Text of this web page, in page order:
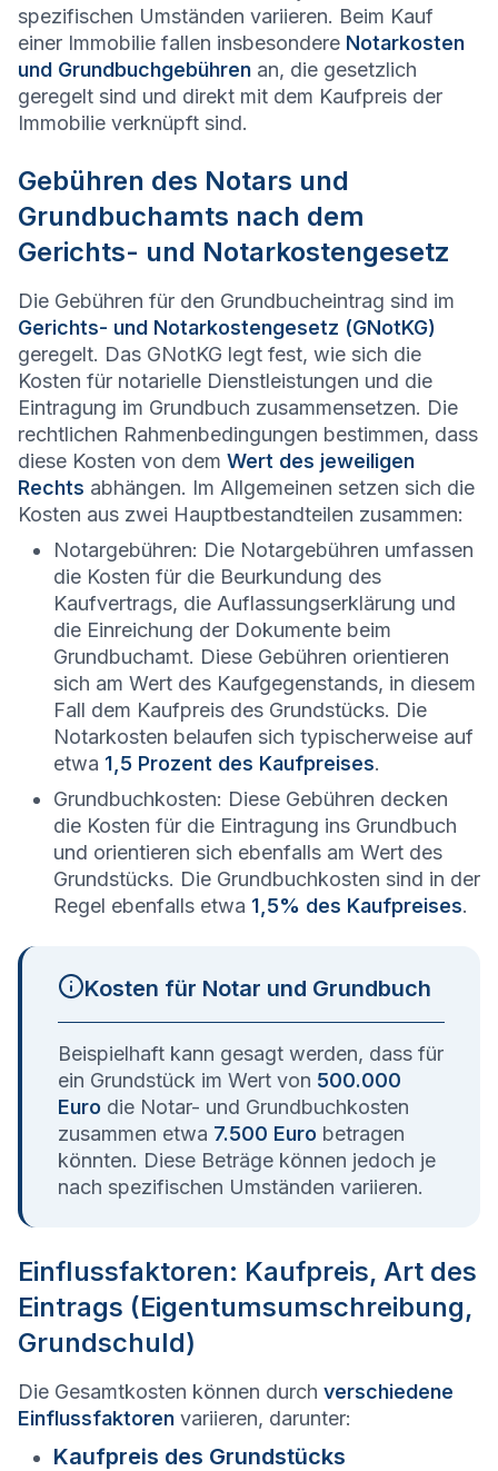
spezifischen Umständen variieren. Beim Kauf
einer Immobilie fallen insbesondere Notarkosten
und Grundbuchgebühren an, die gesetzlich
geregelt sind und direkt mit dem Kaufpreis der
Immobilie verknüpft sind.
Gebühren des Notars und
Grundbuchamts nach dem
Gerichts- und Notarkostengesetz
Die Gebühren für den Grundbucheintrag sind im
Gerichts- und Notarkostengesetz (GNotKG)
geregelt. Das GNotKG legt fest, wie sich die
Kosten für notarielle Dienstleistungen und die
Eintragung im Grundbuch zusammensetzen. Die
rechtlichen Rahmenbedingungen bestimmen, dass
diese Kosten von dem Wert des jeweiligen
Rechts abhängen. Im Allgemeinen setzen sich die
Kosten aus zwei Hauptbestandteilen zusammen:
Notargebühren: Die Notargebühren umfassen
die Kosten für die Beurkundung des
Kaufvertrags, die Auflassungserklärung und
die Einreichung der Dokumente beim
Grundbuchamt. Diese Gebühren orientieren
sich am Wert des Kaufgegenstands, in diesem
Fall dem Kaufpreis des Grundstücks. Die
Notarkosten belaufen sich typischerweise auf
etwa 1,5 Prozent des Kaufpreises.
Grundbuchkosten: Diese Gebühren decken
die Kosten für die Eintragung ins Grundbuch
und orientieren sich ebenfalls am Wert des
Grundstücks. Die Grundbuchkosten sind in der
Regel ebenfalls etwa 1,5% des Kaufpreises.
Kosten für Notar und Grundbuch
Beispielhaft kann gesagt werden, dass für
ein Grundstück im Wert von 500.000
Euro die Notar- und Grundbuchkosten
zusammen etwa 7.500 Euro betragen
könnten. Diese Beträge können jedoch je
nach spezifischen Umständen variieren.
Einflussfaktoren: Kaufpreis, Art des
Eintrags (Eigentumsumschreibung,
Grundschuld)
Die Gesamtkosten können durch verschiedene
Einflussfaktoren variieren, darunter:
Kaufpreis des Grundstücks